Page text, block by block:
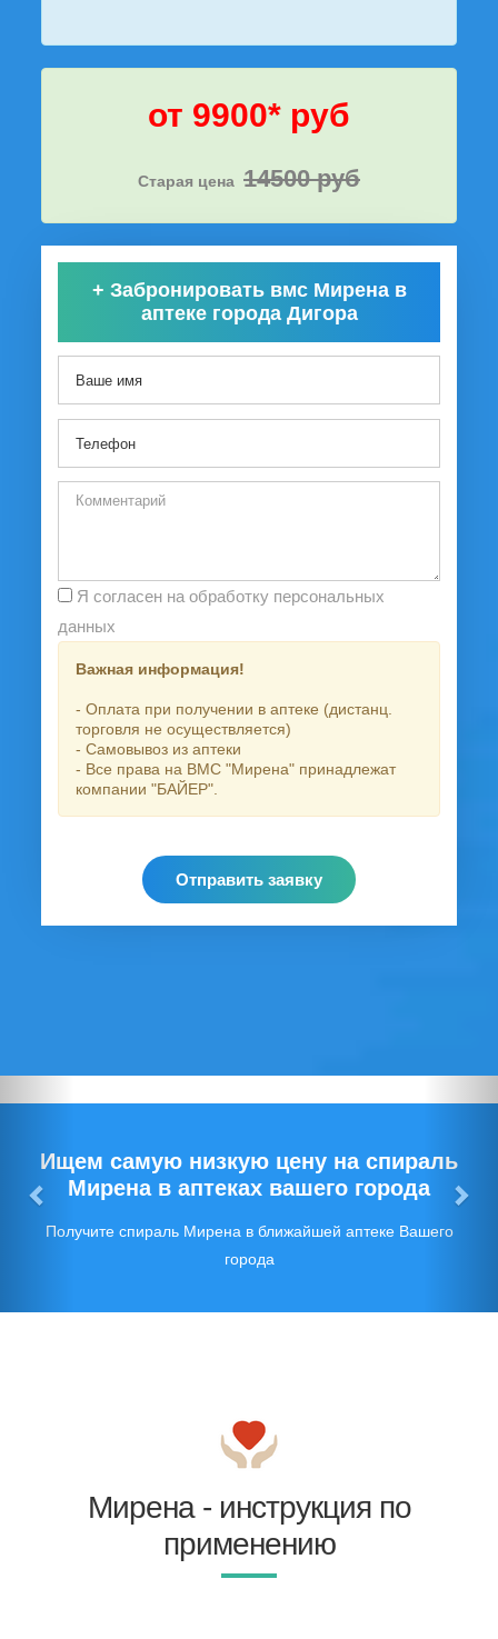
от 9900* руб
Старая цена 14500 руб
+ Забронировать вмс Мирена в
аптеке города Дигора
данных
Важная информация!
- Оплата при получении в аптеке (дистанц.
торговля не осуществляется)
- Самовывоз из аптеки
- Все права на ВМС "Мирена" принадлежат
компании "БАЙЕР".
Отправить заявку
Ищем самую низкую цену на спираль
Мирена в аптеках вашего города
Получите спираль Мирена в ближайшей аптеке Вашего
города
Мирена - инструкция по
применению